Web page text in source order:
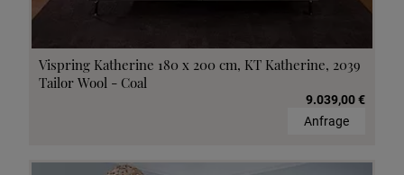
Vispring Katherine 180 x 200 cm, KT Katherine, 2039
Tailor Wool - Coal
9.039,00 €
Anfrage